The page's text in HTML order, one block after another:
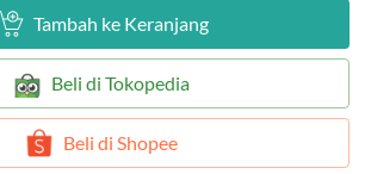
` Tambah ke Keranjang
` Beli di Tokopedia
` Beli di Shopee